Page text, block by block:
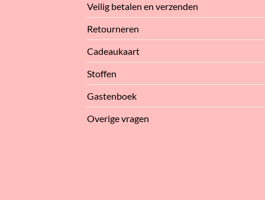
Veilig betalen en verzenden
Retourneren
Cadeaukaart
Stoffen
Gastenboek
Overige vragen